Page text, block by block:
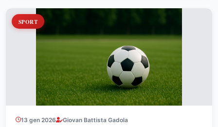
SPORT
13 gen 2026 Giovan Battista Gadola